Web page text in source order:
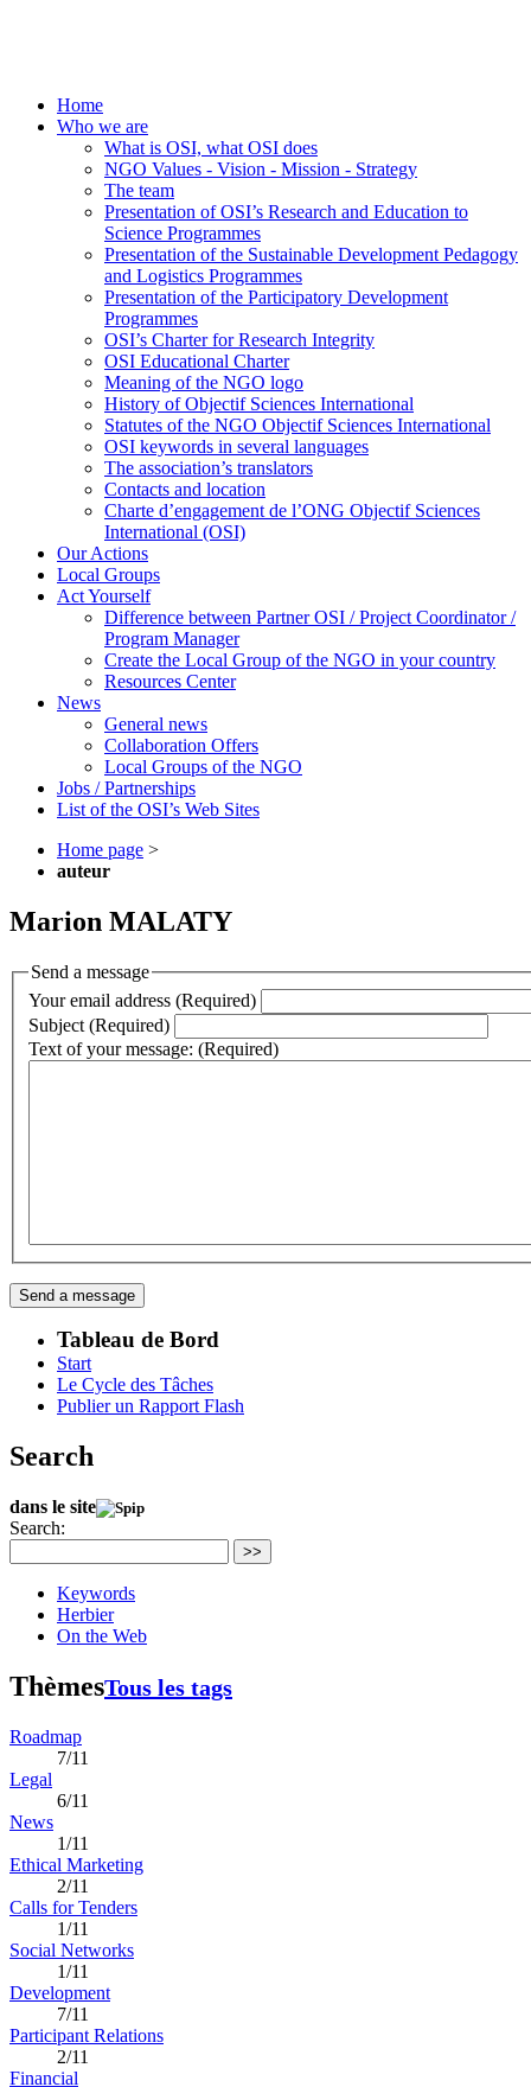
Home
Who we are
What is OSI, what OSI does
NGO Values - Vision - Mission - Strategy
The team
Presentation of OSI’s Research and Education to
Science Programmes
Presentation of the Sustainable Development Pedagogy
and Logistics Programmes
Presentation of the Participatory Development
Programmes
OSI’s Charter for Research Integrity
OSI Educational Charter
Meaning of the NGO logo
History of Objectif Sciences International
Statutes of the NGO Objectif Sciences International
OSI keywords in several languages
The association’s translators
Contacts and location
Charte d’engagement de l’ONG Objectif Sciences
International (OSI)
Our Actions
Local Groups
Act Yourself
Difference between Partner OSI / Project Coordinator /
Program Manager
Create the Local Group of the NGO in your country
Resources Center
News
General news
Collaboration Offers
Local Groups of the NGO
Jobs / Partnerships
List of the OSI’s Web Sites
Home page >
auteur
Marion MALATY
Send a message
Your email address (Required)
Subject (Required)
Text of your message: (Required)
Tableau de Bord
Start
Le Cycle des Tâches
Publier un Rapport Flash
Search
dans le site
Search:
>>
Keywords
Herbier
On the Web
ThèmesTous les tags
Roadmap
7/11
Legal
6/11
News
1/11
Ethical Marketing
2/11
Calls for Tenders
1/11
Social Networks
1/11
Development
7/11
Participant Relations
2/11
Financial